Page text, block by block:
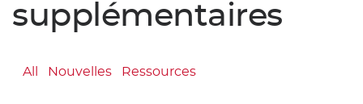
supplémentaires
All Nouvelles Ressources